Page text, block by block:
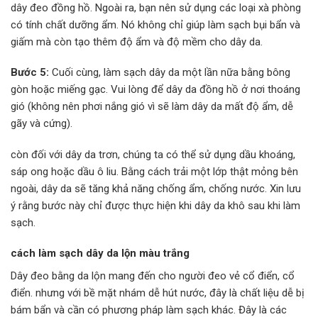
dây đeo đồng hồ. Ngoài ra, bạn nên sử dụng các loại xà phòng
có tính chất dưỡng ẩm. Nó không chỉ giúp làm sạch bụi bẩn và
giấm mà còn tạo thêm độ ẩm và độ mềm cho dây da.
Bước 5: Cuối cùng, làm sạch dây da một lần nữa bằng bông
gòn hoặc miếng gạc. Vui lòng để dây da đồng hồ ở nơi thoáng
gió (không nên phơi nắng gió vì sẽ làm dây da mất độ ẩm, dễ
gãy và cứng).
còn đối với dây da trơn, chúng ta có thể sử dụng dầu khoáng,
sáp ong hoặc dầu ô liu. Bằng cách trải một lớp thật mỏng bên
ngoài, dây da sẽ tăng khả năng chống ẩm, chống nước. Xin lưu
ý rằng bước này chỉ được thực hiện khi dây da khô sau khi làm
sạch.
cách làm sạch dây da lộn màu trắng
Dây đeo bằng da lộn mang đến cho người đeo vẻ cổ điển, cổ
điển. nhưng với bề mặt nhám dễ hút nước, đây là chất liệu dễ bị
bám bẩn và cần có phương pháp làm sạch khác. Đây là các